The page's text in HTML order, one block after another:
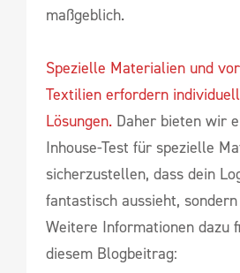
maßgeblich.
Spezielle Materialien und
Textilien erfordern
Lösungen. Daher bieten wir
Inhouse-Test für spezielle
sicherzustellen, dass dein
fantastisch aussieht,
Weitere Informationen dazu
diesem Blogbeitrag: